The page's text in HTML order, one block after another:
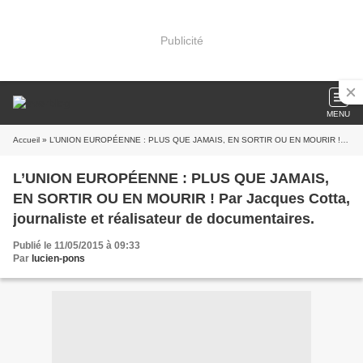
Publicité
MENU
Accueil » L’UNION EUROPÉENNE : PLUS QUE JAMAIS, EN SORTIR OU EN MOURIR ! Par Jacques Cotta, journaliste et réalisateur de documentaires.
L’UNION EUROPÉENNE : PLUS QUE JAMAIS,
EN SORTIR OU EN MOURIR ! Par Jacques Cotta,
journaliste et réalisateur de documentaires.
Publié le 11/05/2015 à 09:33
Par lucien-pons